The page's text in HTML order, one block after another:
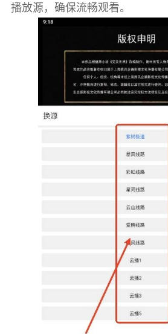
播放源，确保流畅观看。